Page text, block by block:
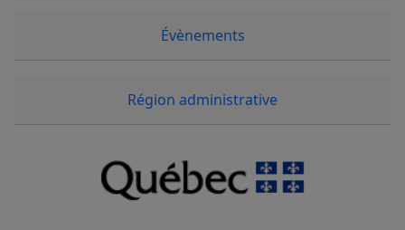
Évènements
Région administrative